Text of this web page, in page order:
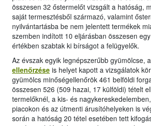
összesen 32 őstermelőt vizsgált a hatóság,
saját termesztésből származó, valamint
nyilvántartásba be nem jelentett termékek
szemben indított 10 eljárásban összesen
értékben szabtak ki bírságot a felügyelők.
Az évszak egyik legnépszerűbb gyümölcse, a
ellenőrzése is helyet kapott a vizsgálatok
gyümölcs minőségellenőrök 461 belföldi
összesen 526 (509 hazai, 17 külföldi) tételt
termelőknél, a kis- és
piacokon és az útmenti árusítóhelyeken is
során a hatóság 20 tétel esetében tett